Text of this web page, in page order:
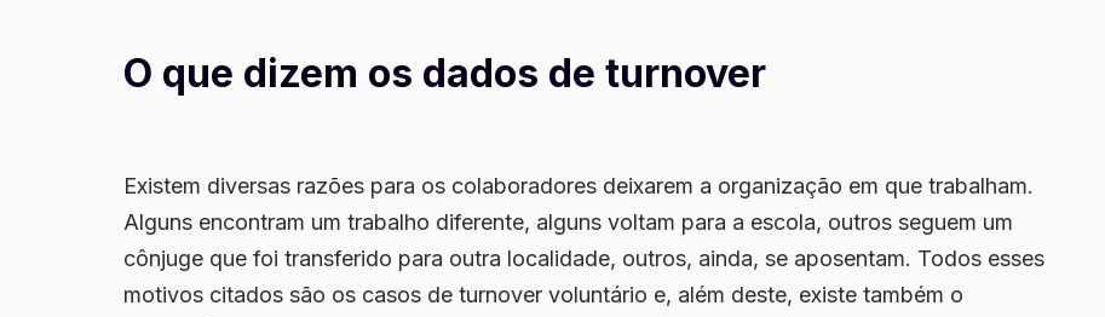
O que dizem os dados de turnover
Existem diversas razões para os colaboradores deixarem a organização em que trabalham.
Alguns encontram um trabalho diferente, alguns voltam para a escola, outros seguem um
cônjuge que foi transferido para outra localidade, outros, ainda, se aposentam. Todos esses
motivos citados são os casos de turnover voluntário e, além deste, existe também o